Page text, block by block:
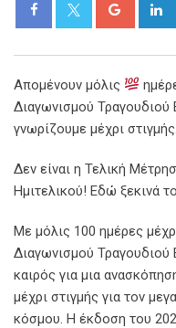
Απομένουν μόλις
Διαγωνισμού Τραγουδιού
γνωρίζουμε μέχρι στιγμής.
Δεν είναι η Τελική
Ημιτελικού! Εδώ ξεκινά
Με μόλις 100 ημέρες
Διαγωνισμού Τραγουδιού
καιρός για μια
μέχρι στιγμής για τον
κόσμου. Η έκδοση του